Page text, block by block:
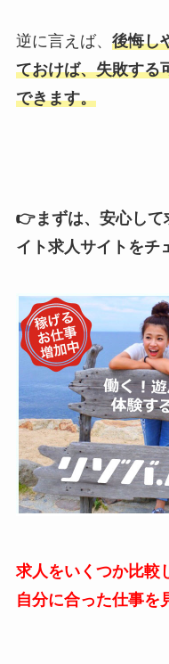
逆に言えば、 後悔し
ておけば、失敗する
できます。
👉まずは、安心して
イト求人サイトをチ
求人をいくつか比較
自分に合った仕事を